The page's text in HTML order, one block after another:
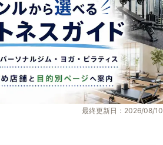
最終更新日：2026/08/10